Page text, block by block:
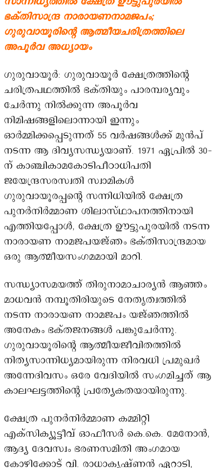
ഭക്തിസാന്ദ്ര നാരായണനാമജപം;
ഗുരുവായൂരിന്റെ ആത്മീയചരിത്രത്തിലെ
അപൂർവ അധ്യായം
ഗുരുവായൂർ: ഗുരുവായൂർ ക്ഷേത്രത്തിന്റെ
ചരിത്രപഥത്തിൽ ഭക്തിയും പാരമ്പര്യവും
ചേർന്നു നിൽക്കുന്ന അപൂർവ
നിമിഷങ്ങളിലൊന്നായി ഇന്നും
ഓർമ്മിക്കപ്പെടുന്നത് 55 വർഷങ്ങൾക്ക് മുൻപ്
നടന്ന ആ ദിവ്യസന്ധ്യയാണ്. 1971 ഏപ്രിൽ 30-
ന് കാഞ്ചികാമകോടിപീഠാധിപതി
ജയേന്ദ്രസരസ്വതി സ്വാമികൾ
ഗുരുവായൂരപ്പന്റെ സന്നിധിയിൽ ക്ഷേത്ര
പുനർനിർമ്മാണ ശിലാസ്ഥാപനത്തിനായി
എത്തിയപ്പോൾ, ക്ഷേത്ര ഊട്ടുപുരയിൽ നടന്ന
നാരായണ നാമജപയജ്ഞം ഭക്തിസാന്ദ്രമായ
ഒരു ആത്മീയസംഗമമായി മാറി.
സന്ധ്യാസമയത്ത് തിരുനാമാചാര്യൻ ആഞ്ഞം
മാധവൻ നമ്പൂതിരിയുടെ നേതൃത്വത്തിൽ
നടന്ന നാരായണ നാമജപം യജ്ഞത്തിൽ
അനേകം ഭക്തജനങ്ങൾ പങ്കുചേർന്നു.
ഗുരുവായൂരിന്റെ ആത്മീയജീവിതത്തിൽ
നിത്യസാന്നിധ്യമായിരുന്ന നിരവധി പ്രമുഖർ
അന്നേദിവസം ഒരേ വേദിയിൽ സംഗമിച്ചത് ആ
കാലഘട്ടത്തിന്റെ പ്രത്യേകതയായിരുന്നു.
ക്ഷേത്ര പുനർനിർമ്മാണ കമ്മിറ്റി
എക്സിക്യൂട്ടീവ് ഓഫീസർ കെ.കെ. മേനോൻ,
ആദ്യ ദേവസ്വം ഭരണസമിതി അംഗമായ
കോഴിക്കോട് വി. രാധാകൃഷ്ണൻ ഏറാടി,